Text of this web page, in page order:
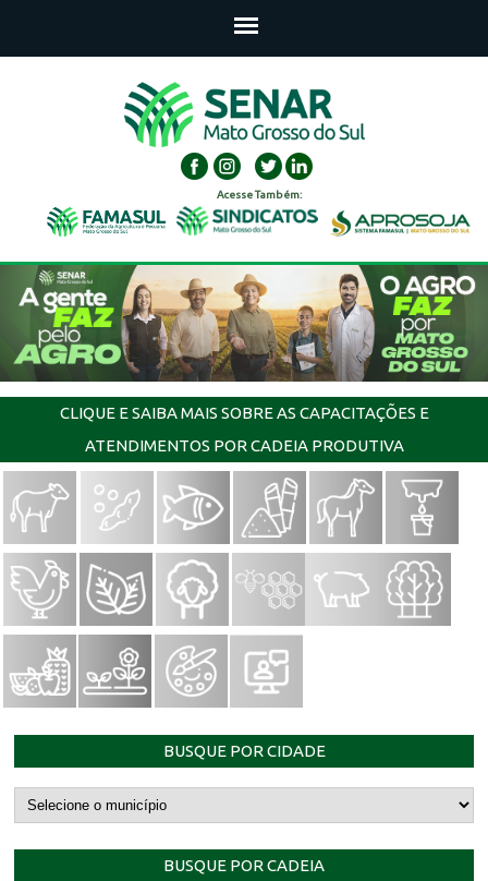
Acesse Também:
CLIQUE E SAIBA MAIS SOBRE AS CAPACITAÇÕES E
ATENDIMENTOS POR CADEIA PRODUTIVA
BUSQUE POR CIDADE
BUSQUE POR CADEIA